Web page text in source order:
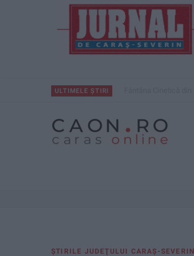
ULTIMELE ȘTIRI
ŞTIRILE JUDEŢULUI CARAŞ-SEVERIN